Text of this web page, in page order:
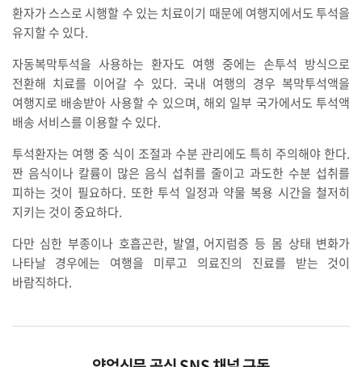
환자가 스스로 시행할 수 있는 치료이기 때문에 여행지에서도 투석을
유지할 수 있다.
자동복막투석을 사용하는 환자도 여행 중에는 손투석 방식으로
전환해 치료를 이어갈 수 있다. 국내 여행의 경우 복막투석액을
여행지로 배송받아 사용할 수 있으며, 해외 일부 국가에서도 투석액
배송 서비스를 이용할 수 있다.
투석환자는 여행 중 식이 조절과 수분 관리에도 특히 주의해야 한다.
짠 음식이나 칼륨이 많은 음식 섭취를 줄이고 과도한 수분 섭취를
피하는 것이 필요하다. 또한 투석 일정과 약물 복용 시간을 철저히
지키는 것이 중요하다.
다만 심한 부종이나 호흡곤란, 발열, 어지럼증 등 몸 상태 변화가
나타날 경우에는 여행을 미루고 의료진의 진료를 받는 것이
바람직하다.